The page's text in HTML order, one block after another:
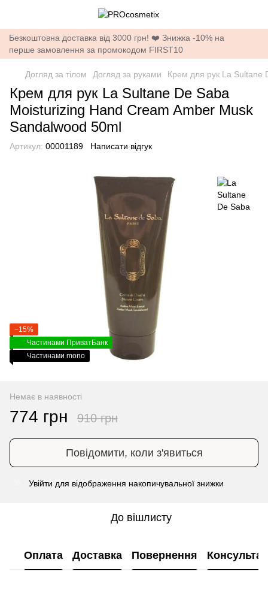
Безкоштовна доставка від 3000 грн! ❤️ Знижка -10% на
перше замовлення за промокодом FIRST10
Догляд за тілом Догляд за руками Крем для рук La Sultane
Крем для рук La Sultane De Saba
Moisturizing Hand Cream Amber Musk
Sandalwood 50ml
Артикул: 00001189 Написати відгук
−15%
Частинами ПриватБанк
Частинами mono
Немає в наявності
774 грн 910 грн
Повідомити, коли з'явиться
Увійти для відображення накопичувальної знижки
До вішлисту
Оплата Доставка Повернення